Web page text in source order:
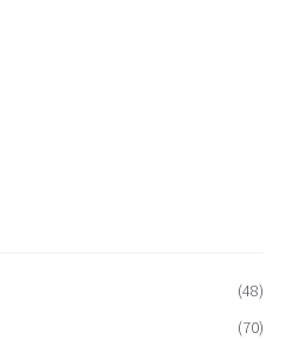
(48)
(70)